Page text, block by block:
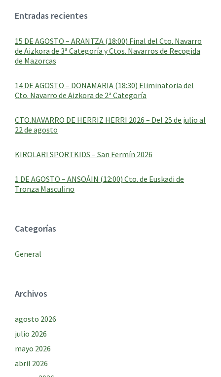
Entradas recientes
15 DE AGOSTO – ARANTZA (18:00) Final del Cto. Navarro
de Aizkora de 3ª Categoría y Ctos. Navarros de Recogida
de Mazorcas
14 DE AGOSTO – DONAMARIA (18:30) Eliminatoria del
Cto. Navarro de Aizkora de 2ª Categoría
CTO.NAVARRO DE HERRIZ HERRI 2026 – Del 25 de julio al
22 de agosto
KIROLARI SPORTKIDS – San Fermín 2026
1 DE AGOSTO – ANSOÁIN (12:00) Cto. de Euskadi de
Tronza Masculino
Categorías
General
Archivos
agosto 2026
julio 2026
mayo 2026
abril 2026